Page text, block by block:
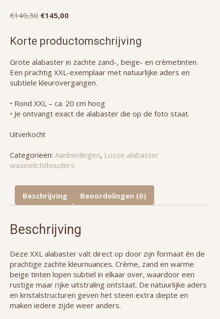
€149,50 Oorspronkelijke
€149,50.
€145,00Huidige
€145,00.
Korte productomschrijving
Grote alabaster in zachte zand-, beige- en crèmetinten.
Een prachtig XXL-exemplaar met natuurlijke aders en
subtiele kleurovergangen.
• Rond XXL – ca. 20 cm hoog
• Je ontvangt exact de alabaster die op de foto staat.
Uitverkocht
Categorieën: Aanbiedingen, Losse alabaster
waxinelichthouders
Beschrijving Beoordelingen (0)
Beschrijving
Deze XXL alabaster valt direct op door zijn formaat én de
prachtige zachte kleurnuances. Crème, zand en warme
beige tinten lopen subtiel in elkaar over, waardoor een
rustige maar rijke uitstraling ontstaat. De natuurlijke aders
en kristalstructuren geven het steen extra diepte en
maken iedere zijde weer anders.